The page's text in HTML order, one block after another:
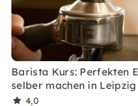
Barista Kurs: Perfekten
selber machen in Leipzig
4,0